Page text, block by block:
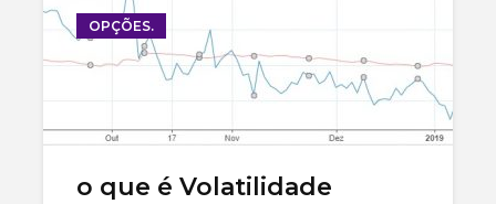
OPÇÕES.
o que é Volatilidade